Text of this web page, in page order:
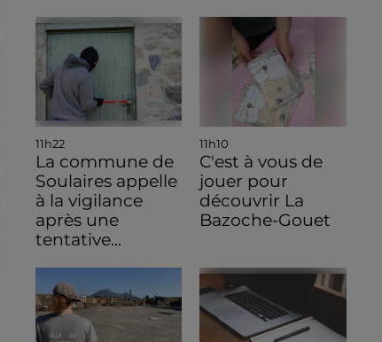
11h22
La commune de
Soulaires appelle
à la vigilance
après une
tentative...
11h10
C'est à vous de
jouer pour
découvrir La
Bazoche-Gouet